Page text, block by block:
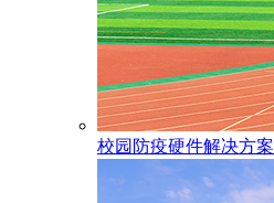
校园防疫硬件解决方案